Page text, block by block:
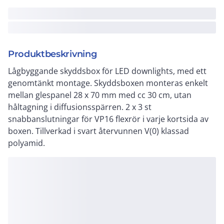
Produktbeskrivning
Lågbyggande skyddsbox för LED downlights, med ett
genomtänkt montage. Skyddsboxen monteras enkelt
mellan glespanel 28 x 70 mm med cc 30 cm, utan
håltagning i diffusionsspärren. 2 x 3 st
snabbanslutningar för VP16 flexrör i varje kortsida av
boxen. Tillverkad i svart återvunnen V(0) klassad
polyamid.